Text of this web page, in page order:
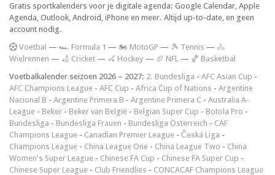
Gratis sportkalenders voor je digitale agenda: Google Calendar, Apple
Agenda, Outlook, Android, iPhone en meer. Altijd up-to-date, en geen
account nodig.
Voetbal — 🏎️ Formula 1 — 🏍 MotoGP — 🎾 Tennis — 🚴
Wielrennen — 🏏 Cricket — 🏑 Hockey — 🏈 NFL — 🏀 Basketbal
Voetbalkalender seizoen 2026 – 2027: 2. Bundesliga - AFC Asian Cup -
AFC Champions League - AFC Cup - Africa Cup of Nations - Argentine
Nacional B - Argentine Primera B - Argentine Primera C - Australia A-
League - Beker - Beker van België - Belgian Super Cup - Botola Pro -
Bundesliga - Bundesliga Frauen - Bundesliga Österreich - CAF
Champions League - Canadian Premier League - Česká Liga -
Champions League - China League One - China League Two - China
Women's Super League - Chinese FA Cup - Chinese FA Super Cup -
Chinese Super League - Club Friendlies - CONCACAF Champions League